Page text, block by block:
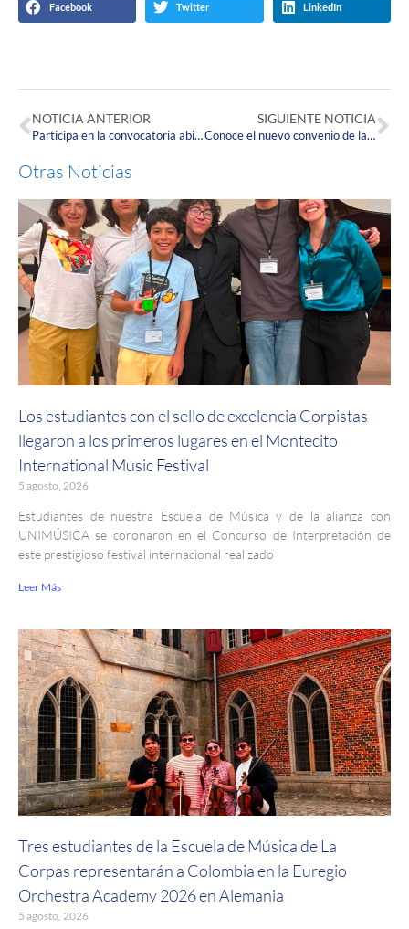
Facebook Twitter LinkedIn
NOTICIA ANTERIOR
Participa en la convocatoria abierta de la Cátedra UNESCO Corpista
SIGUIENTE NOTICIA
Conoce el nuevo convenio de la Corpas con la Fundación Universidad de América (FUA)
Otras Noticias
Los estudiantes con el sello de excelencia Corpistas
llegaron a los primeros lugares en el Montecito
International Music Festival
5 agosto, 2026
Estudiantes de nuestra Escuela de Música y de la alianza con
UNIMÚSICA se coronaron en el Concurso de Interpretación de
este prestigioso festival internacional realizado
Leer Más
Tres estudiantes de la Escuela de Música de La
Corpas representarán a Colombia en la Euregio
Orchestra Academy 2026 en Alemania
5 agosto, 2026